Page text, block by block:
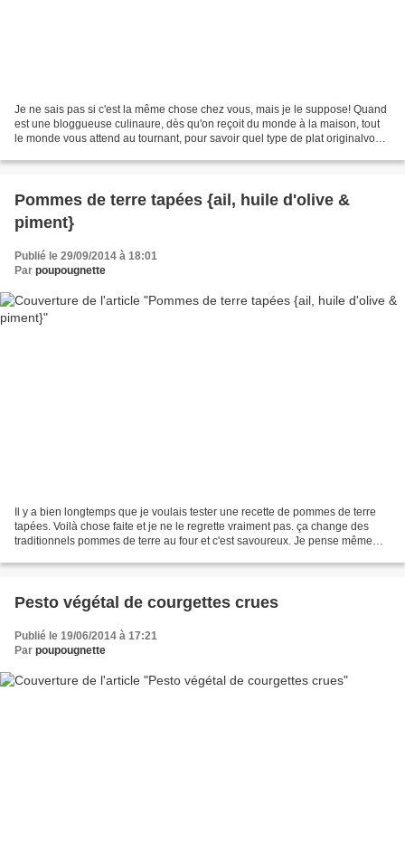
Je ne sais pas si c'est la même chose chez vous, mais je le suppose! Quand
est une bloggueuse culinaure, dès qu'on reçoit du monde à la maison, tout
le monde vous attend au tournant, pour savoir quel type de plat originalvous
Pommes de terre tapées {ail, huile d'olive &
piment}
Publié le 29/09/2014 à 18:01
Par poupougnette
Il y a bien longtemps que je voulais tester une recette de pommes de terre
tapées. Voilà chose faite et je ne le regrette vraiment pas. ça change des
traditionnels pommes de terre au four et c'est savoureux. Je pense même
Pesto végétal de courgettes crues
Publié le 19/06/2014 à 17:21
Par poupougnette